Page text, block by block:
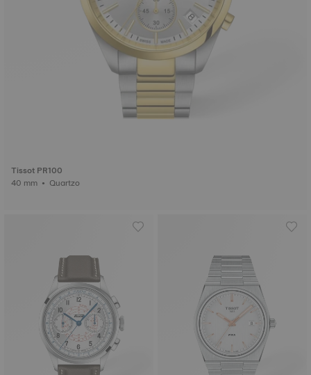
Tissot PR100
40 mm • Quartzo